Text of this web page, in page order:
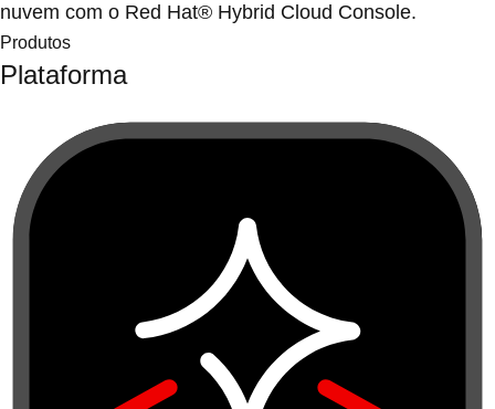
nuvem com o Red Hat® Hybrid Cloud Console.
Produtos
Plataforma